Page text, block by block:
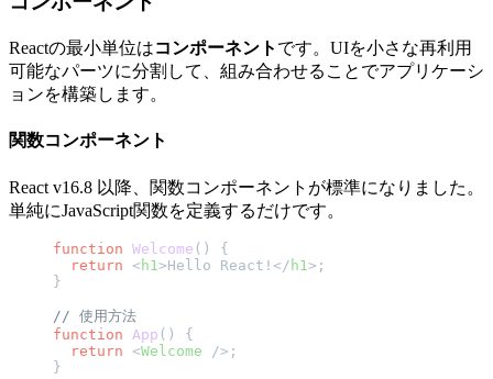
Reactの最小単位はコンポーネント です。UIを小さな再利用
可能なパーツに分割して、組み合わせることでアプリケーシ
ョンを構築します。
関数コンポーネント
React v16.8 以降、関数コンポーネントが標準になりました。
単純にJavaScript関数を定義するだけです。
function Welcome () {
  return
< h1 >Hello React!</ h1 >;
}
// 使用方法
function App () {
  return
<Welcome />;
}